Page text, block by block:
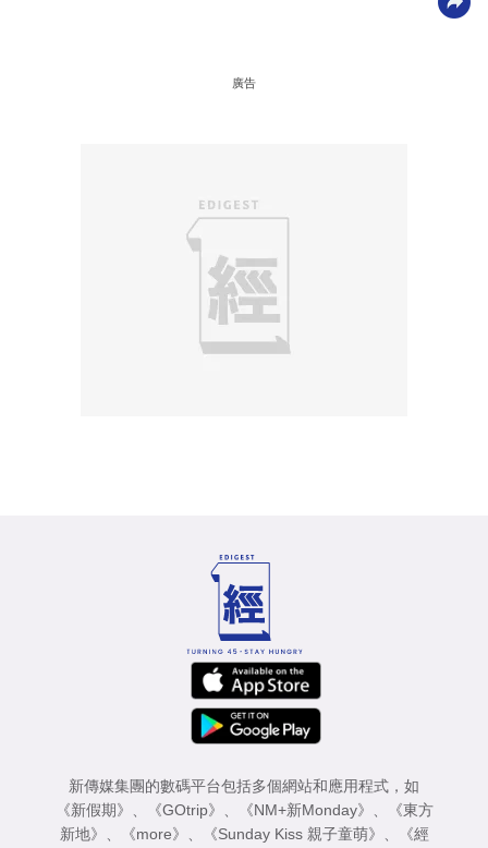
廣告
新傳媒集團的數碼平台包括多個網站和應用程式，如
《新假期》
《GOtrip》 《NM+新Monday》
《東方
新地》
《more》 《Sunday Kiss 親子童萌》
《經